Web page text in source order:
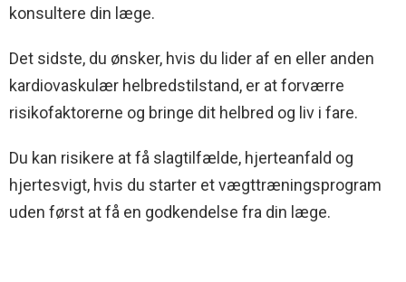
konsultere din læge.
Det sidste, du ønsker, hvis du lider af en eller anden
kardiovaskulær helbredstilstand, er at forværre
risikofaktorerne og bringe dit helbred og liv i fare.
Du kan risikere at få slagtilfælde, hjerteanfald og
hjertesvigt, hvis du starter et vægttræningsprogram
uden først at få en godkendelse fra din læge.